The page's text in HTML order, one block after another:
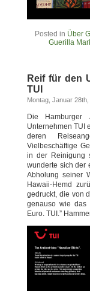
Posted in Über
Guerilla
Reif für den
TUI
Montag, Januar
Die
Unternehmen TUI
deren
Vielbeschäftige
in der Reinigung
wunderte sich der
Abholung seiner
Hawaii-Hemd
gedruckt, die von
genauso wie das
Euro. TUI.”